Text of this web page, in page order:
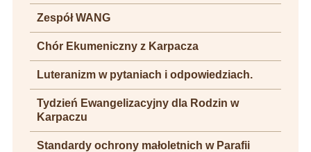
Zespół WANG
Chór Ekumeniczny z Karpacza
Luteranizm w pytaniach i odpowiedziach.
Tydzień Ewangelizacyjny dla Rodzin w
Karpaczu
Standardy ochrony małoletnich w Parafii